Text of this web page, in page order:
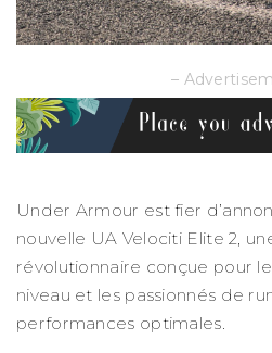
–
Under Armour est fier
nouvelle UA Velociti Elite 2,
révolutionnaire conçue pour
niveau et les passionnés de
performances optimales.